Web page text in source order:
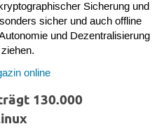
Sicherung und
sicher und auch offline
und Dezentralisierung
online
130.000